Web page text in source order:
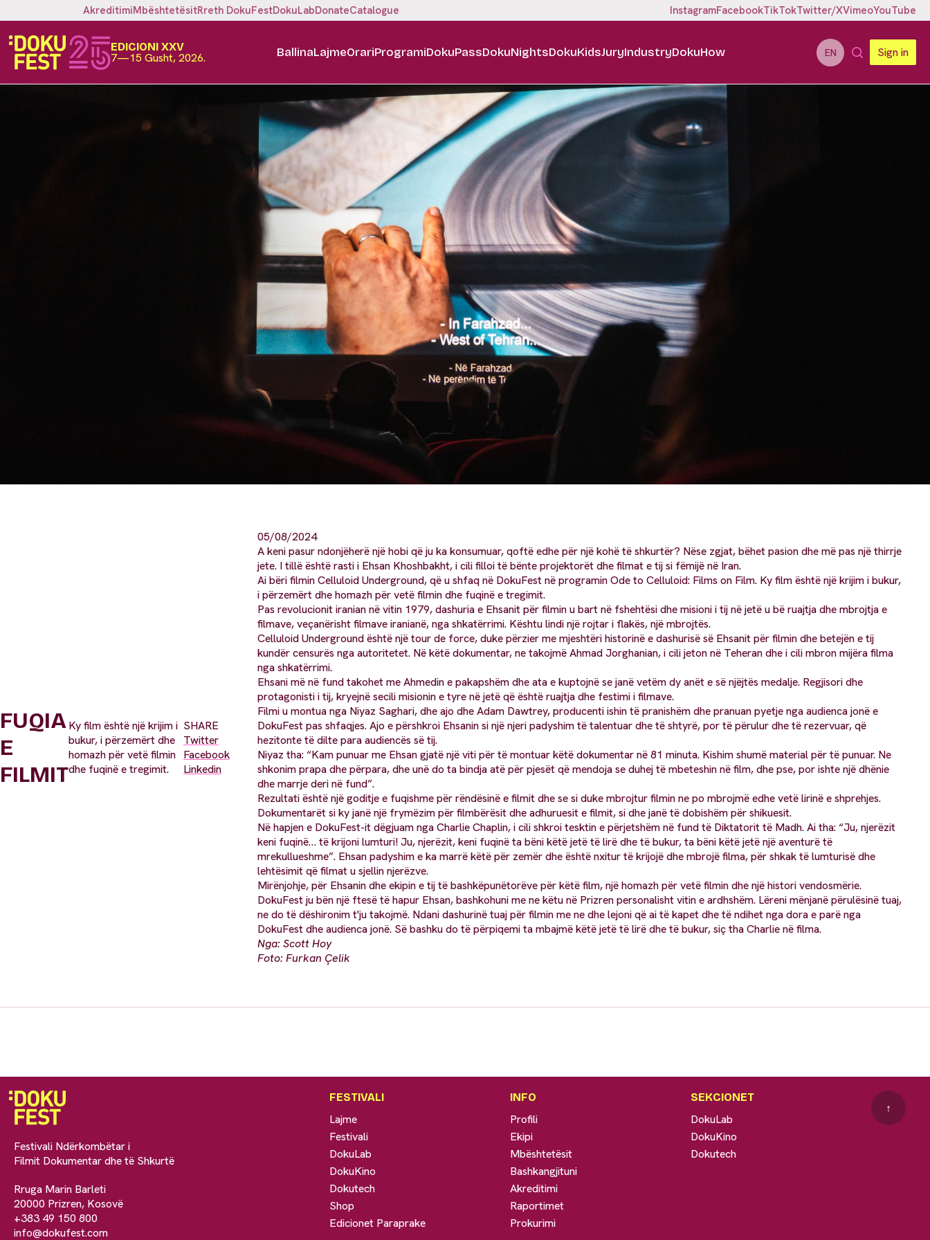
AkreditimiMbështetësitRreth DokuFestDokuLabDonateCatalogue InstagramFacebookTikTokTwitter/XVimeoYouTube
EDICIONI XXV
7—15 Gusht, 2026. BallinaLajmeOrariProgramiDokuPassDokuNightsDokuKidsJuryIndustryDokuHow EN Sign in
FUQIA
E
FILMIT
Ky film është një krijim i
bukur, i përzemërt dhe
homazh për vetë filmin
dhe fuqinë e tregimit.
SHARE
Twitter
Facebook
Linkedin
05/08/2024
A keni pasur ndonjëherë një hobi që ju ka konsumuar, qoftë edhe për një kohë të shkurtër? Nëse zgjat, bëhet pasion dhe më pas një thirrje
jete. I tillë është rasti i Ehsan Khoshbakht, i cili filloi të bënte projektorët dhe filmat e tij si fëmijë në Iran.
Ai bëri filmin Celluloid Underground, që u shfaq në DokuFest në programin Ode to Celluloid: Films on Film. Ky film është një krijim i bukur,
i përzemërt dhe homazh për vetë filmin dhe fuqinë e tregimit.
Pas revolucionit iranian në vitin 1979, dashuria e Ehsanit për filmin u bart në fshehtësi dhe misioni i tij në jetë u bë ruajtja dhe mbrojtja e
filmave, veçanërisht filmave iranianë, nga shkatërrimi. Kështu lindi një rojtar i flakës, një mbrojtës.
Celluloid Underground është një tour de force, duke përzier me mjeshtëri historinë e dashurisë së Ehsanit për filmin dhe betejën e tij
kundër censurës nga autoritetet. Në këtë dokumentar, ne takojmë Ahmad Jorghanian, i cili jeton në Teheran dhe i cili mbron mijëra filma
nga shkatërrimi.
Ehsani më në fund takohet me Ahmedin e pakapshëm dhe ata e kuptojnë se janë vetëm dy anët e së njëjtës medalje. Regjisori dhe
protagonisti i tij, kryejnë secili misionin e tyre në jetë që është ruajtja dhe festimi i filmave.
Filmi u montua nga Niyaz Saghari, dhe ajo dhe Adam Dawtrey, producenti ishin të pranishëm dhe pranuan pyetje nga audienca jonë e
DokuFest pas shfaqjes. Ajo e përshkroi Ehsanin si një njeri padyshim të talentuar dhe të shtyrë, por të përulur dhe të rezervuar, që
hezitonte të dilte para audiencës së tij.
Niyaz tha: “Kam punuar me Ehsan gjatë një viti për të montuar këtë dokumentar në 81 minuta. Kishim shumë material për të punuar. Ne
shkonim prapa dhe përpara, dhe unë do ta bindja atë për pjesët që mendoja se duhej të mbeteshin në film, dhe pse, por ishte një dhënie
dhe marrje deri në fund”.
Rezultati është një goditje e fuqishme për rëndësinë e filmit dhe se si duke mbrojtur filmin ne po mbrojmë edhe vetë lirinë e shprehjes.
Dokumentarët si ky janë një frymëzim për filmbërësit dhe adhuruesit e filmit, si dhe janë të dobishëm për shikuesit.
Në hapjen e DokuFest-it dëgjuam nga Charlie Chaplin, i cili shkroi tesktin e përjetshëm në fund të Diktatorit të Madh. Ai tha: “Ju, njerëzit
keni fuqinë… të krijoni lumturi! Ju, njerëzit, keni fuqinë ta bëni këtë jetë të lirë dhe të bukur, ta bëni këtë jetë një aventurë të
mrekullueshme”. Ehsan padyshim e ka marrë këtë për zemër dhe është nxitur të krijojë dhe mbrojë filma, për shkak të lumturisë dhe
lehtësimit që filmat u sjellin njerëzve.
Mirënjohje, për Ehsanin dhe ekipin e tij të bashkëpunëtorëve për këtë film, një homazh për vetë filmin dhe një histori vendosmërie.
DokuFest ju bën një ftesë të hapur Ehsan, bashkohuni me ne këtu në Prizren personalisht vitin e ardhshëm. Lëreni mënjanë përulësinë tuaj,
ne do të dëshironim t'ju takojmë. Ndani dashurinë tuaj për filmin me ne dhe lejoni që ai të kapet dhe të ndihet nga dora e parë nga
DokuFest dhe audienca jonë. Së bashku do të përpiqemi ta mbajmë këtë jetë të lirë dhe të bukur, siç tha Charlie në filma.
Nga: Scott Hoy
Foto: Furkan Çelik
Festivali Ndërkombëtar i
Filmit Dokumentar dhe të Shkurtë
Rruga Marin Barleti
20000 Prizren, Kosovë
+383 49 150 800
info@dokufest.com
FESTIVALI
Lajme
Festivali
DokuLab
DokuKino
Dokutech
Shop
Edicionet Paraprake
INFO
Profili
Ekipi
Mbështetësit
Bashkangjituni
Akreditimi
Raportimet
Prokurimi
SEKCIONET
DokuLab
DokuKino
Dokutech
↑